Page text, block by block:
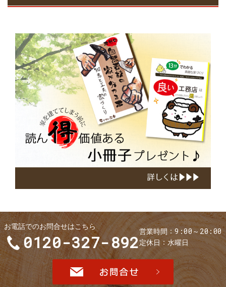
お電話でのお問合せはこちら
0120-327-892
営業時間 9:00～20:00
定休日 水曜日
お問合せ